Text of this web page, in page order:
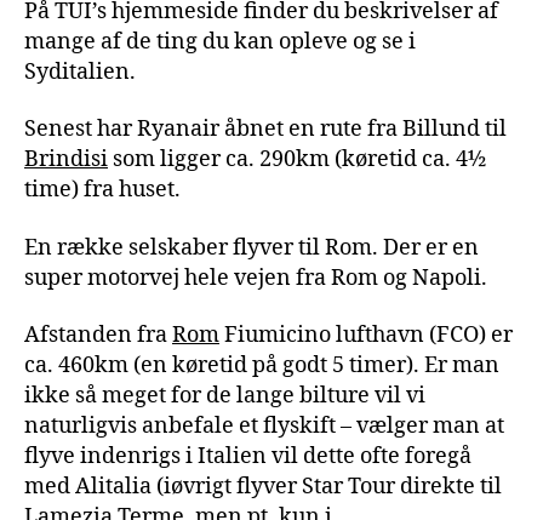
På TUI’s hjemmeside finder du beskrivelser af
mange af de ting du kan opleve og se i
Syditalien.
Senest har Ryanair åbnet en rute fra Billund til
Brindisi som ligger ca. 290km (køretid ca. 4½
time) fra huset.
En række selskaber flyver til Rom. Der er en
super motorvej hele vejen fra Rom og Napoli.
Afstanden fraRomFiumicino lufthavn (FCO) er
ca. 460km (en køretid på godt 5 timer). Er man
ikke så meget for de lange bilture vil vi
naturligvis anbefale et flyskift – vælger man at
flyve indenrigs i Italien vil dette ofte foregå
med Alitalia (iøvrigt flyver Star Tour direkte til